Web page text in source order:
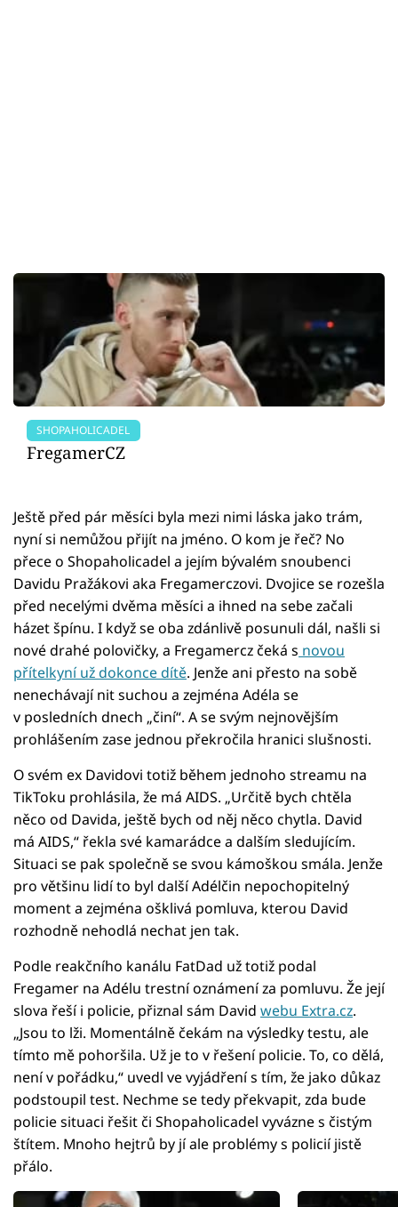
SHOPAHOLICADEL
FregamerCZ
Ještě před pár měsíci byla mezi nimi láska jako trám,
nyní si nemůžou přijít na jméno. O kom je řeč? No
přece o Shopaholicadel a jejím bývalém snoubenci
Davidu Pražákovi aka Fregamerczovi. Dvojice se rozešla
před necelými dvěma měsíci a ihned na sebe začali
házet špínu. I když se oba zdánlivě posunuli dál, našli si
nové drahé polovičky, a Fregamercz čeká s novou
přítelkyní už dokonce dítě. Jenže ani přesto na sobě
nenechávají nit suchou a zejména Adéla se
v posledních dnech „činí“. A se svým nejnovějším
prohlášením zase jednou překročila hranici slušnosti.
O svém ex Davidovi totiž během jednoho streamu na
TikToku prohlásila, že má AIDS. „Určitě bych chtěla
něco od Davida, ještě bych od něj něco chytla. David
má AIDS,“ řekla své kamarádce a dalším sledujícím.
Situaci se pak společně se svou kámoškou smála. Jenže
pro většinu lidí to byl další Adélčin nepochopitelný
moment a zejména ošklivá pomluva, kterou David
rozhodně nehodlá nechat jen tak.
Podle reakčního kanálu FatDad už totiž podal
Fregamer na Adélu trestní oznámení za pomluvu. Že její
slova řeší i policie, přiznal sám David webu Extra.cz.
„Jsou to lži. Momentálně čekám na výsledky testu, ale
tímto mě pohoršila. Už je to v řešení policie. To, co dělá,
není v pořádku,“ uvedl ve vyjádření s tím, že jako důkaz
podstoupil test. Nechme se tedy překvapit, zda bude
policie situaci řešit či Shopaholicadel vyvázne s čistým
štítem. Mnoho hejtrů by jí ale problémy s policií jistě
přálo.